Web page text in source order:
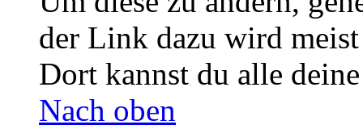
der Link dazu wird
Dort kannst du alle
Nach oben